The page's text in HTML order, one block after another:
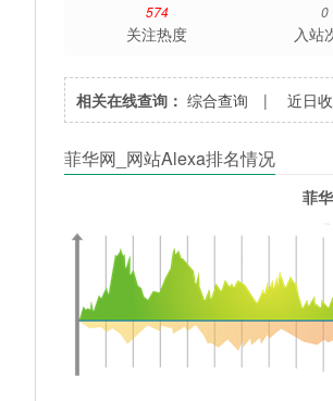
574
关注热度
0
入站
相关在线查询： 综合查询 |近日
菲华网_网站Alexa排名情况
菲